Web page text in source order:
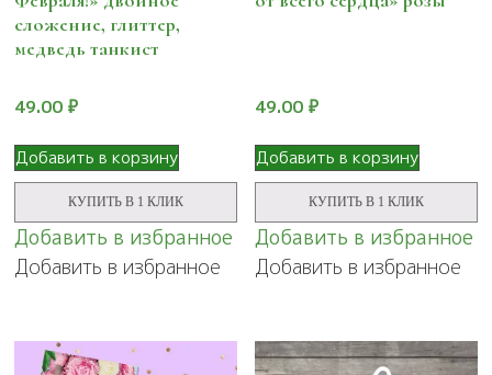
сложение, глиттер,
медведь танкист
49.00 ₽
Добавить в корзину
КУПИТЬ В 1 КЛИК
Добавить в избранное
Добавить в избранное
49.00₽
Добавить в корзину
КУПИТЬ В 1 КЛИК
Добавить в избранное
Добавить в избранное